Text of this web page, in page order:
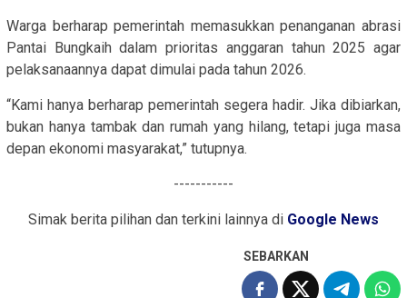
Warga berharap pemerintah memasukkan penanganan abrasi
Pantai Bungkaih dalam prioritas anggaran tahun 2025 agar
pelaksanaannya dapat dimulai pada tahun 2026.
“Kami hanya berharap pemerintah segera hadir. Jika dibiarkan,
bukan hanya tambak dan rumah yang hilang, tetapi juga masa
depan ekonomi masyarakat,” tutupnya.
-----------
Simak berita pilihan dan terkini lainnya di Google News
SEBARKAN